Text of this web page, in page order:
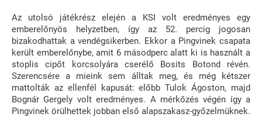
Az utolsó játékrész elején a KSI volt eredményes egy
emberelőnyös helyzetben, így az 52. percig jogosan
bizakodhattak a vendégsikerben. Ekkor a Pingvinek csapata
került emberelőnybe, amit 6 másodperc alatt ki is használt a
stoplis cipőt korcsolyára cserélő Bosits Botond révén.
Szerencsére a mieink sem álltak meg, és még kétszer
mattolták az ellenfél kapusát: előbb Tulok Ágoston, majd
Bognár Gergely volt eredményes. A mérkőzés végén így a
Pingvinek örülhettek jobban első alapszakasz-győzelmüknek.